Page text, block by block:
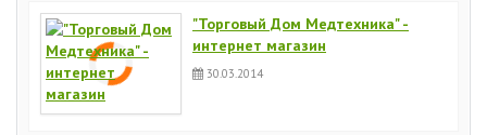
"Торговый Дом Медтехника" -
интернет магазин
30.03.2014